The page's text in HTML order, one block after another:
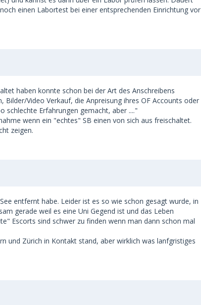
einen Labortest bei einer entsprechenden Einrichtung vor
haben konnte schon bei der Art des Anschreibens
Video Verkauf, die Anpreisung ihres OF Accounts oder
schlechte Erfahrungen gemacht, aber ...."
wenn ein "echtes" SB einen von sich aus freischaltet.
zeigen.
entfernt habe. Leider ist es so wie schon gesagt wurde, in
gerade weil es eine Uni Gegend ist und das Leben
Escorts sind schwer zu finden wenn man dann schon mal
und Zürich in Kontakt stand, aber wirklich was lanfgristiges